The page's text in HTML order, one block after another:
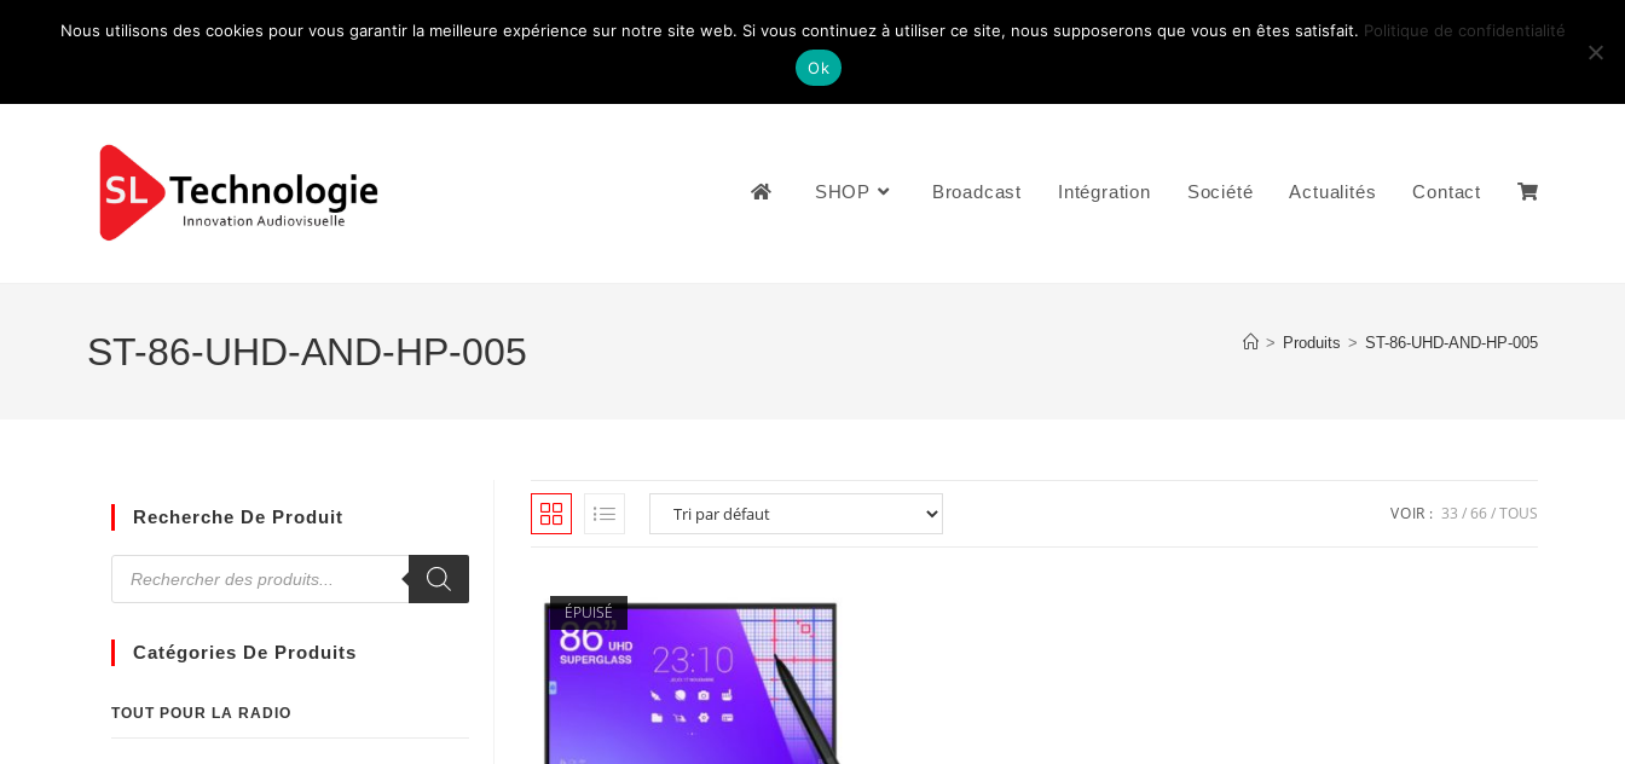
NOUS CONTACTEZ: +33 (0)4 77 81 49 35
SHOP Broadcast Intégration Société Actualités Contact
ST-86-UHD-AND-HP-005 > Produits > ST-86-UHD-AND-HP-005
VOIR : 33 66 TOUS
ÉPUISÉ
Recherche De Produit
Catégories De Produits
TOUT POUR LA RADIO
Nous utilisons des cookies pour vous garantir la meilleure expérience sur notre site web. Si vous continuez à utiliser ce site, nous supposerons que vous en êtes satisfait. Politique de confidentialité
Ok